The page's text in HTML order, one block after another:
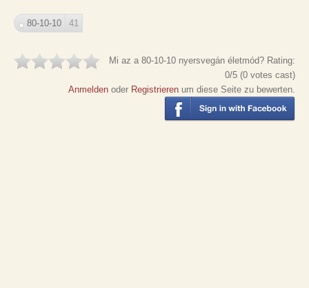
80-10-10 41
Mi az a 80-10-10 nyersvegán életmód? Rating:
0/5 (0 votes cast)
Anmelden oder Registrieren um diese Seite zu bewerten.